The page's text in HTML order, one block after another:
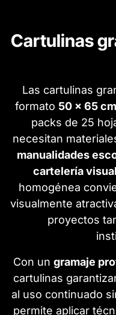
Cartulinas
Las cartulinas
formato 50 x 65 cm
packs de 25
necesitan
manualidades
cartelería visual
homogénea
visualmente
proyectos
Con un gramaje
cartulinas
al uso continuado
permite aplicar